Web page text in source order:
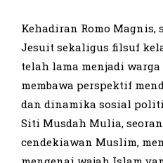
Kehadiran Romo Magnis,
Jesuit sekaligus filsuf
telah lama menjadi
membawa perspektif
dan dinamika sosial
Siti Musdah Mulia,
cendekiawan Muslim,